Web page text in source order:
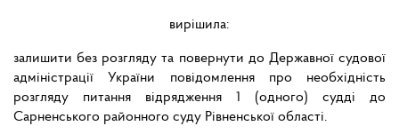
вирішила:
залишити без розгляду та повернути до Державної судової
адміністрації України повідомлення про необхідність
розгляду питання відрядження 1 (одного) судді до
Сарненського районного суду Рівненської області.